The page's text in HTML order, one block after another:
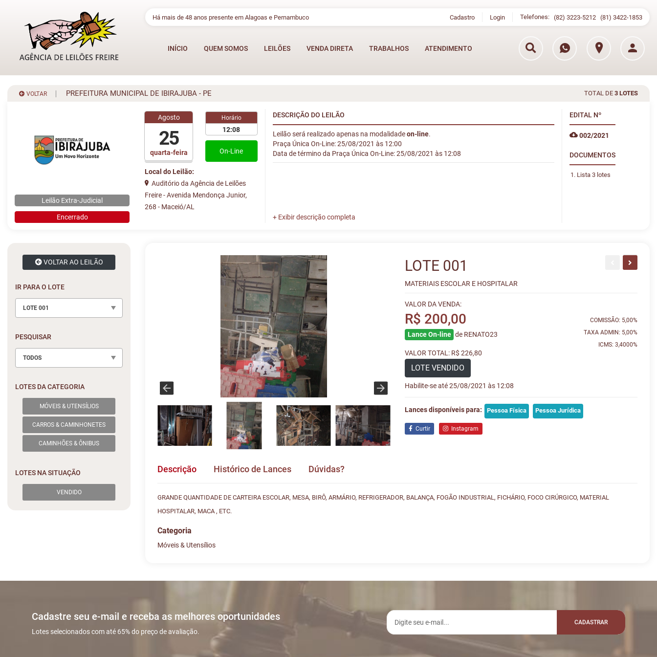
Há mais de 48 anos presente em Alagoas e Pernambuco Cadastro Login Telefones: (82) 3223-5212 (81) 3422-1853
INÍCIO QUEM SOMOS LEILÕES VENDA DIRETA TRABALHOS ATENDIMENTO
VOLTAR PREFEITURA MUNICIPAL DE IBIRAJUBA - PE TOTAL DE 3 LOTES
Leilão Extra-Judicial
Encerrado
quarta-feira
Agosto
25
Horário
12:08
On-Line
Local do Leilão:
Auditório da Agência de Leilões
Freire - Avenida Mendonça Junior,
268 - Maceió/AL
DESCRIÇÃO DO LEILÃO
Leilão será realizado apenas na modalidadeon-line.
Praça Única On-Line: 25/08/2021 às 12:00
Data de término da Praça Única On-Line: 25/08/2021 às 12:08
EDITAL Nº
002/2021
DOCUMENTOS
Lista 3 lotes
VOLTAR AO LEILÃO
IR PARA O LOTE
LOTE 001
PESQUISAR
TODOS
LOTES DA CATEGORIA
MÓVEIS & UTENSÍLIOS
CARROS & CAMINHONETES
CAMINHÕES & ÔNIBUS
LOTES NA SITUAÇÃO
VENDIDO
LOTE 001
MATERIAIS ESCOLAR E HOSPITALAR
VALOR DA VENDA:
R$ 200,00
Lance On-line de RENATO23
VALOR TOTAL: R$ 226,80
LOTE VENDIDO
Habilite-se até 25/08/2021 às 12:08
COMISSÃO: 5,00%
TAXA ADMIN: 5,00%
ICMS: 3,4000%
Lances disponíveis para: Pessoa Física Pessoa Jurídica
Curtir Instagram
Descrição Histórico de Lances Dúvidas?
GRANDE QUANTIDADE DE CARTEIRA ESCOLAR, MESA, BIRÔ, ARMÁRIO, REFRIGERADOR, BALANÇA, FOGÃO INDUSTRIAL, FICHÁRIO, FOCO CIRÚRGICO, MATERIAL
HOSPITALAR, MACA , ETC.
Categoria
Móveis & Utensílios
# DATA/HORA TIPO MENSAGEM VALOR
LANCE ON-LINE
Usuário: RENATO23
2 25/08 15:04:46
Sua dúvida
Cadastre seu e-mail e receba as melhores oportunidades
Lotes selecionados com até 65% do preço de avaliação.
CADASTRAR